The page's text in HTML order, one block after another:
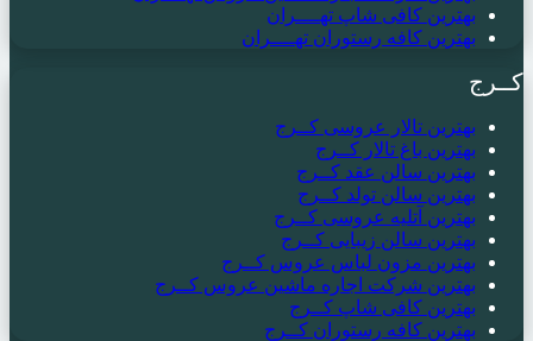
بهترین کافی شاپ تهــــران
بهترین کافه رستوران تهــــران
کــرج
بهترین تالار عروسی کــرج
بهترین باغ تالار کــرج
بهترین سالن عقد کــرج
بهترین سالن تولد کــرج
بهترین آتلیه عروسی کــرج
بهترین سالن زیبایی کــرج
بهترین مزون لباس عروس کــرج
بهترین شرکت اجاره ماشین عروس کــرج
بهترین کافی شاپ کــرج
بهترین کافه رستوران کــرج